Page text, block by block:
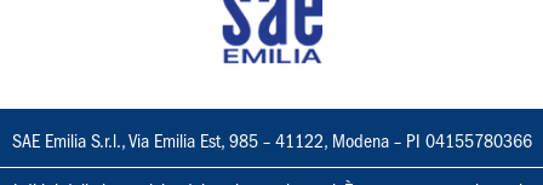
SAE Emilia S.r.l., Via Emilia Est, 985 – 41122, Modena – PI 04155780366